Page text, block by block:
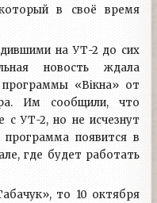
в своё время
на УТ-2 до сих
новость ждала
«Вікна» от
Им сообщили, что
с УТ-2, но не исчезнут
появится в
где будет работать
то 10 октября